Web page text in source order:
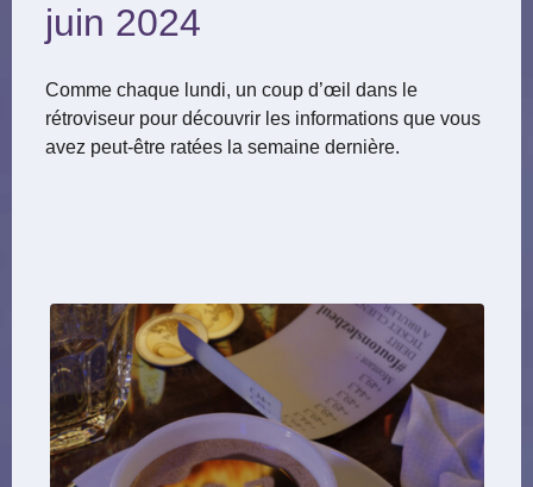
juin 2024
Comme chaque lundi, un coup d’œil dans le
rétroviseur pour découvrir les informations que vous
avez peut-être ratées la semaine dernière.